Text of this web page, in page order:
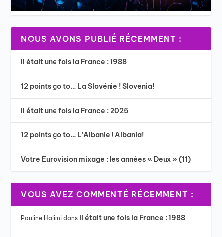
NOUS AVONS PUBLIÉ RÉCEMMENT :
Il était une fois la France : 1988
12 points go to… La Slovénie ! Slovenia!
Il était une fois la France : 2025
12 points go to… L’Albanie ! Albania!
Votre Eurovision mixage : les années « Deux » (11)
VOUS AVEZ COMMENTÉ RÉCEMMENT :
Pauline Halimi dans Il était une fois la France : 1988